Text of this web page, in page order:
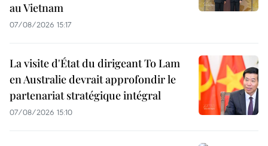
au Vietnam
07/08/2026 15:17
La visite d'État du dirigeant To Lam
en Australie devrait approfondir le
partenariat stratégique intégral
07/08/2026 15:10